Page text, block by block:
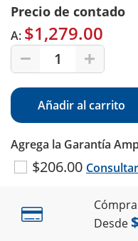
Precio de contado
A: $1,279.00
1
Añadir al carrito
Agrega la Garantía
$206.00
Desde